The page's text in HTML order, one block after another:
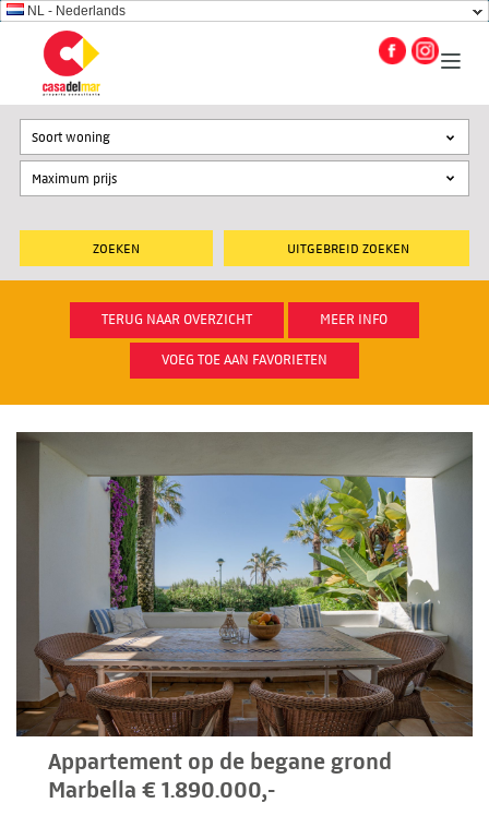
NL - Nederlands
UITGEBREID ZOEKEN
Soort woning
TERUG NAAR OVERZICHT MEER INFO
VOEG TOE AAN FAVORIETEN
Appartement op de begane grond
Marbella € 1.890.000,-